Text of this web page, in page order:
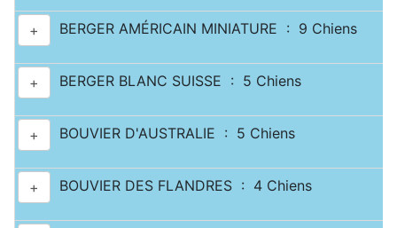
+ BERGER AMÉRICAIN MINIATURE : 9 Chiens
+ BERGER BLANC SUISSE : 5 Chiens
+ BOUVIER D'AUSTRALIE : 5 Chiens
+ BOUVIER DES FLANDRES : 4 Chiens